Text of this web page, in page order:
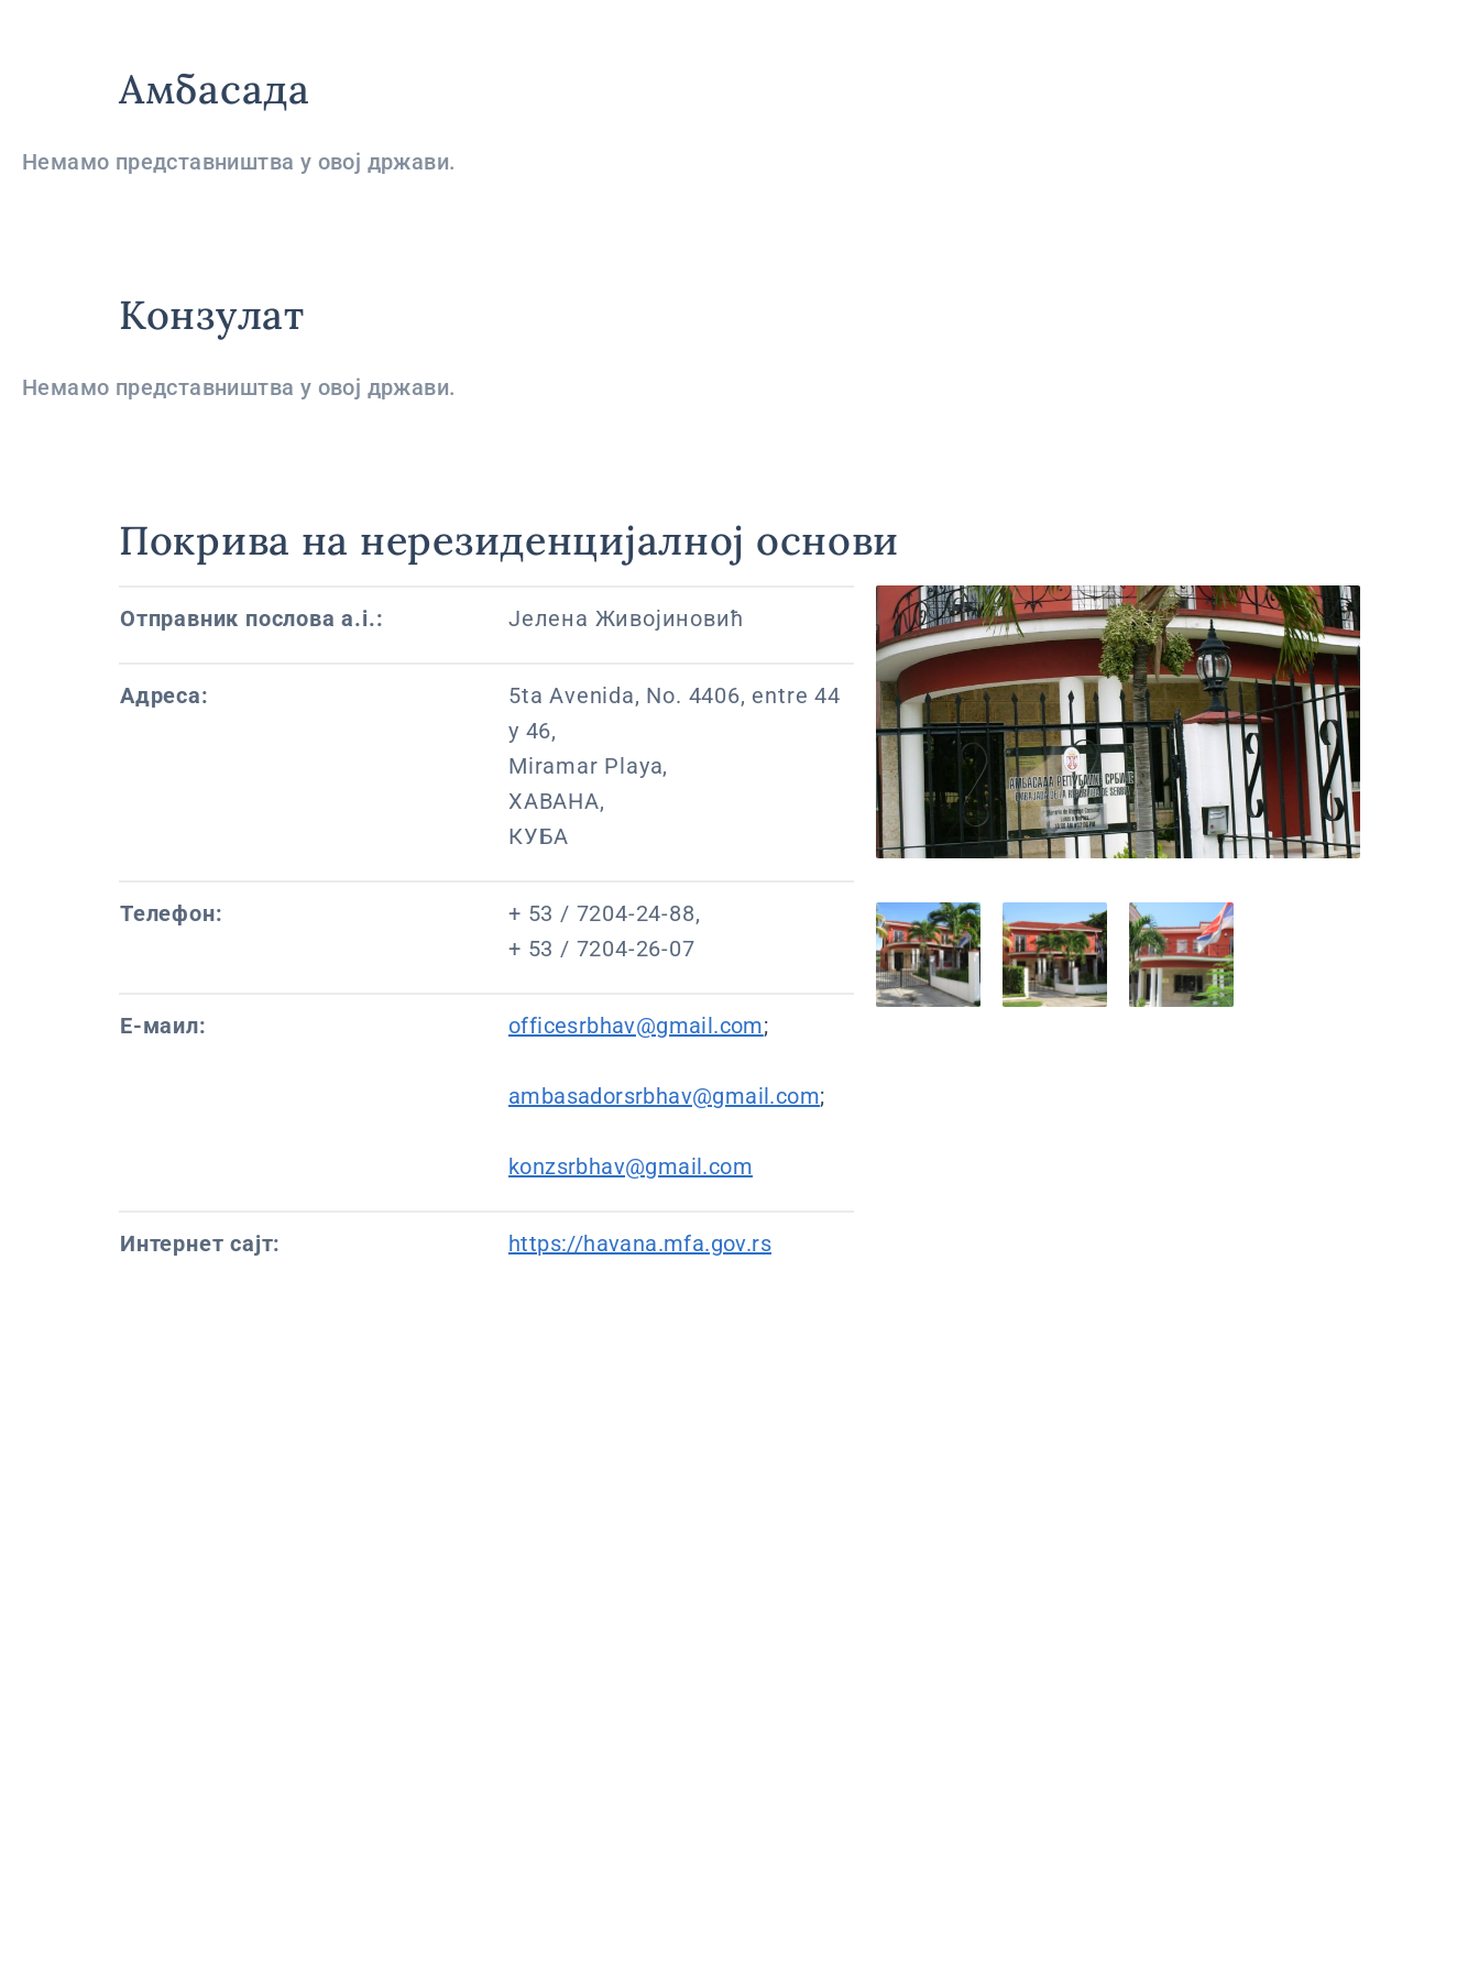
Амбасада
Немамо представништва у овој држави.
Конзулат
Немамо представништва у овој држави.
Покрива на нерезиденцијалној основи
Отправник послова a.i.: Јелена Живојиновић
Адреса:
5ta Avenida, No. 4406, entre 44
y 46,
Miramar Playa,
ХАВАНА,
КУБА
Телефон:
+ 53 / 7204-24-88,
+ 53 / 7204-26-07
Е-маил: officesrbhav@gmail.com;
ambasadorsrbhav@gmail.com;
konzsrbhav@gmail.com
Интернет сајт: https://havana.mfa.gov.rs